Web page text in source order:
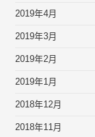
2019年4月
2019年3月
2019年2月
2019年1月
2018年12月
2018年11月